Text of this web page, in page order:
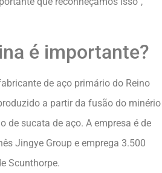
é importante?
de aço primário do Reino
a partir da fusão do minério
de sucata de aço. A empresa é de
Jingye Group e emprega 3.500
Scunthorpe.